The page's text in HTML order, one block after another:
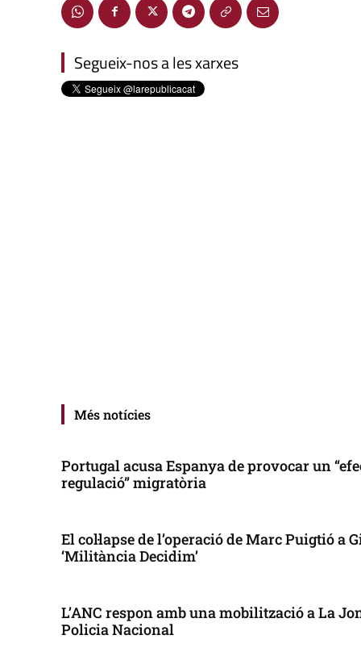
Segueix-nos a les xarxes
Més notícies
Portugal acusa Espanya de provocar un
regulació” migratòria
El col·lapse de l’operació de Marc Puigtió
‘Militància Decidim’
L’ANC respon amb una mobilització a La
Policia Nacional